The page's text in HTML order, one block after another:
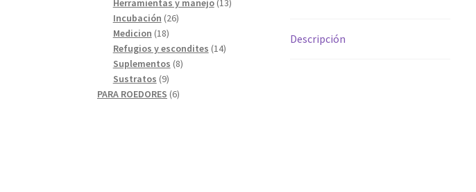
Descripción
Herramientas y manejo 13
Incubación 2626
Medicion 1818
productos
Refugios y escondites 1414
Suplementos 88
Sustratos 99
productos
PARA ROEDORES 66